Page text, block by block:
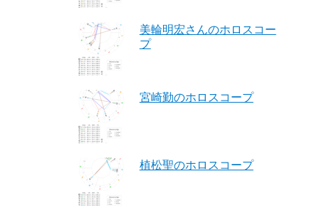
美輪明宏さんのホロスコー
プ
宮崎勤のホロスコープ
植松聖のホロスコープ